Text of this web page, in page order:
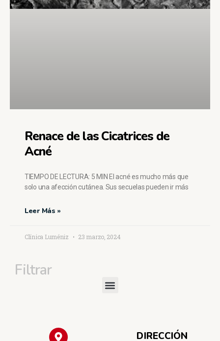
Renace de las Cicatrices de
Acné
TIEMPO DE LECTURA: 5 MIN El acné es mucho más que
solo una afección cutánea. Sus secuelas pueden ir más
Leer Más »
Clínica Luméniz 23 marzo, 2024
Filtrar
DIRECCIÓN